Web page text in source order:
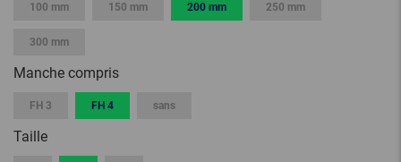
100 mm 150 mm 200 mm 250 mm
300 mm
Manche compris
FH 3 FH 4 sans
Taille